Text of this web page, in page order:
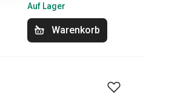
Auf Lager
Warenkorb